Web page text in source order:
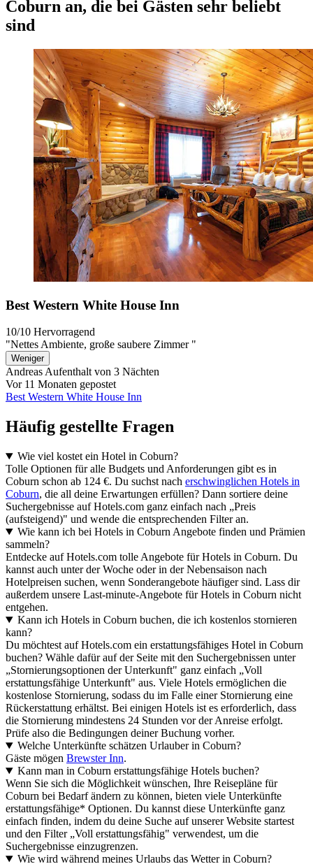
Coburn an, die bei Gästen sehr beliebt
sind
Best Western White House Inn
10/10 Hervorragend
"Nettes Ambiente, große saubere Zimmer "
Weniger
Andreas Aufenthalt von 3 Nächten
Vor 11 Monaten gepostet
Best Western White House Inn
Häufig gestellte Fragen
Wie viel kostet ein Hotel in Coburn?
Tolle Optionen für alle Budgets und Anforderungen gibt es in
Coburn schon ab 124 €. Du suchst nach erschwinglichen Hotels in
Coburn, die all deine Erwartungen erfüllen? Dann sortiere deine
Suchergebnisse auf Hotels.com ganz einfach nach „Preis
(aufsteigend)" und wende die entsprechenden Filter an.
Wie kann ich bei Hotels in Coburn Angebote finden und Prämien
sammeln?
Entdecke auf Hotels.com tolle Angebote für Hotels in Coburn. Du
kannst auch unter der Woche oder in der Nebensaison nach
Hotelpreisen suchen, wenn Sonderangebote häufiger sind. Lass dir
außerdem unsere Last-minute-Angebote für Hotels in Coburn nicht
entgehen.
Kann ich Hotels in Coburn buchen, die ich kostenlos stornieren
kann?
Du möchtest auf Hotels.com ein erstattungsfähiges Hotel in Coburn
buchen? Wähle dafür auf der Seite mit den Suchergebnissen unter
„Stornierungsoptionen der Unterkunft" ganz einfach „Voll
erstattungsfähige Unterkunft" aus. Viele Hotels ermöglichen die
kostenlose Stornierung, sodass du im Falle einer Stornierung eine
Rückerstattung erhältst. Bei einigen Hotels ist es erforderlich, dass
die Stornierung mindestens 24 Stunden vor der Anreise erfolgt.
Prüfe also die Bedingungen deiner Buchung vorher.
Welche Unterkünfte schätzen Urlauber in Coburn?
Gäste mögen Brewster Inn.
Kann man in Coburn erstattungsfähige Hotels buchen?
Wenn Sie sich die Möglichkeit wünschen, Ihre Reisepläne für
Coburn bei Bedarf ändern zu können, bieten viele Unterkünfte
erstattungsfähige* Optionen. Du kannst diese Unterkünfte ganz
einfach finden, indem du deine Suche auf unserer Website startest
und den Filter „Voll erstattungsfähig" verwendest, um die
Suchergebnisse einzugrenzen.
Wie wird während meines Urlaubs das Wetter in Coburn?